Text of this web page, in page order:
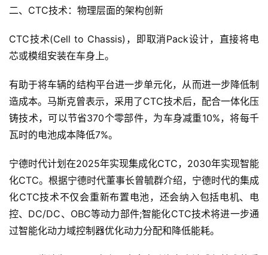
首
页
智
车
时
代
二、CTC技术：物理层面的架构创新
CTC技术(Cell to Chassis)，即取消Pack设计，直接将电
芯或模组安装在车身上。
有助于将车辆的结构平台进一步单元化，从而进一步降低制
造成本。马斯克曾表示，采用了CTC技术后，配合一体化压
铸技术，可以节省370个零部件，为车身减重10%，将每千
瓦时的电池成本降低7%。
宁德时代计划在2025年实现集成化CTC，2030年实现智能
化CTC。根据宁德时代董事长曾毓群介绍，宁德时代的集成
化CTC技术不仅会重新布置电池，还会纳入包括电机、电
控、DC/DC、OBC等动力部件;智能化CTC技术将进一步通
过智能化动力域控制器优化动力分配和降低能耗。